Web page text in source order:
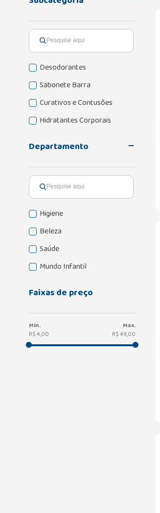
Desodorantes
Sabonete Barra
Curativos e Contusões
Hidratantes Corporais
Departamento
Higiene
Beleza
Saúde
Mundo Infantil
Faixas de preço
R$ 4,00 R$ 49,00